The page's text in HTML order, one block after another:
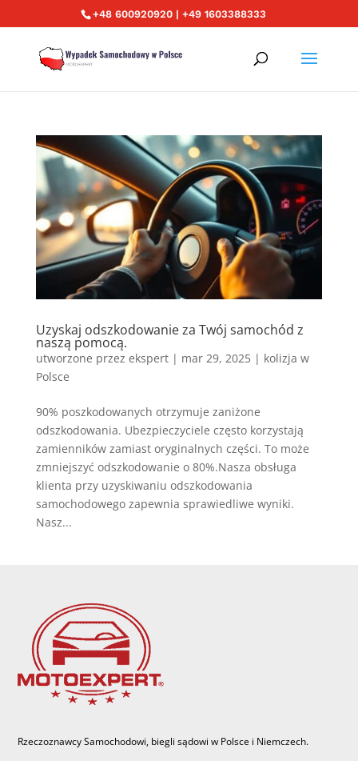
+48 600920920 | +49 1603388333
Uzyskaj odszkodowanie za Twój samochód z
naszą pomocą.
utworzone przez ekspert| mar 29, 2025| kolizja w
Polsce
90% poszkodowanych otrzymuje zaniżone
odszkodowania. Ubezpieczyciele często korzystają
zamienników zamiast oryginalnych części. To może
zmniejszyć odszkodowanie o 80%.Nasza obsługa
klienta przy uzyskiwaniu odszkodowania
samochodowego zapewnia sprawiedliwe wyniki.
Nasz...
Rzeczoznawcy Samochodowi, biegli sądowi w Polsce i Niemczech.